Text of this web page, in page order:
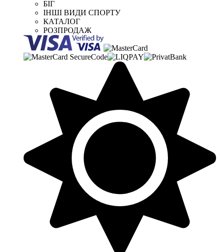
БІГ
ІНШІ ВИДИ СПОРТУ
КАТАЛОГ
РОЗПРОДАЖ